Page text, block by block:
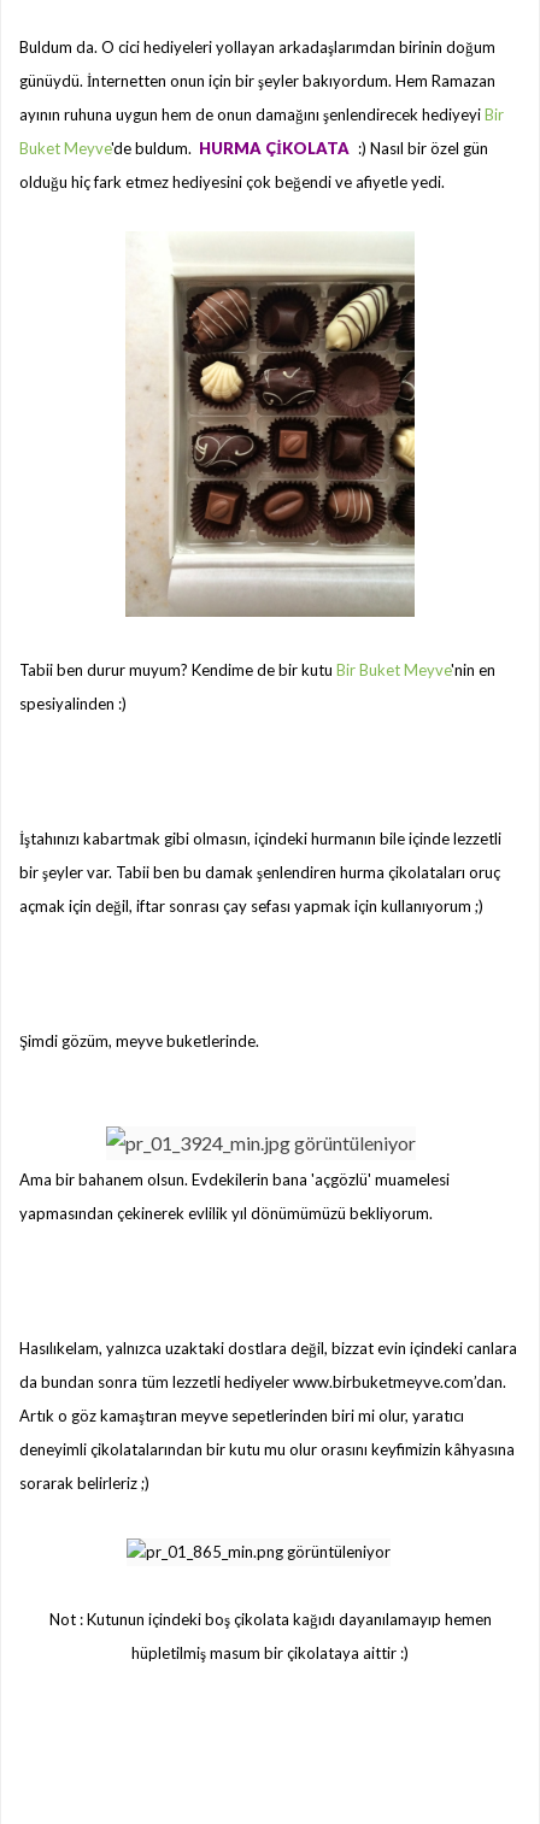
Buldum da. O cici hediyeleri yollayan arkadaşlarımdan birinin doğum
günüydü. İnternetten onun için bir şeyler bakıyordum. Hem Ramazan
ayının ruhuna uygun hem de onun damağını şenlendirecek hediyeyiBir
Buket Meyve'de buldum. HURMA ÇİKOLATA :) Nasıl bir özel gün
olduğu hiç fark etmez hediyesini çok beğendi ve afiyetle yedi.
Tabii ben durur muyum? Kendime de bir kutu Bir Buket Meyve'nin en
spesiyalinden :)
İştahınızı kabartmak gibi olmasın, içindeki hurmanın bile içinde lezzetli
bir şeyler var. Tabii ben bu damak şenlendiren hurma çikolataları oruç
açmak için değil, iftar sonrası çay sefası yapmak için kullanıyorum ;)
Şimdi gözüm, meyve buketlerinde.
Ama bir bahanem olsun. Evdekilerin bana 'açgözlü' muamelesi
yapmasından çekinerek evlilik yıl dönümümüzü bekliyorum.
Hasılıkelam, yalnızca uzaktaki dostlara değil, bizzat evin içindeki canlara
da bundan sonra tüm lezzetli hediyeler www.birbuketmeyve.com’dan.
Artık o göz kamaştıran meyve sepetlerinden biri mi olur, yaratıcı
deneyimli çikolatalarından bir kutu mu olur orasını keyfimizin kâhyasına
sorarak belirleriz ;)
Not : Kutunun içindeki boş çikolata kağıdı dayanılamayıp hemen
hüpletilmiş masum bir çikolataya aittir :)